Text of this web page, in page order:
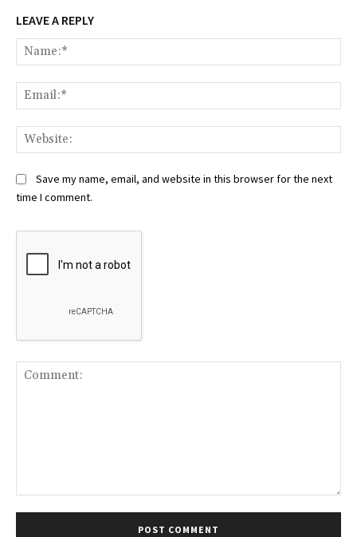
LEAVE A REPLY
Save my name, email, and website in this browser for the next
time I comment.